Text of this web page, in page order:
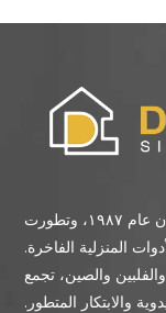
تأسست شركة "ديسمبر صن" في تايوان عام ١٩٨٧، وتطورت
المنزلية الفاخرة.
والصين، تجمع
والابتكار المتطور.